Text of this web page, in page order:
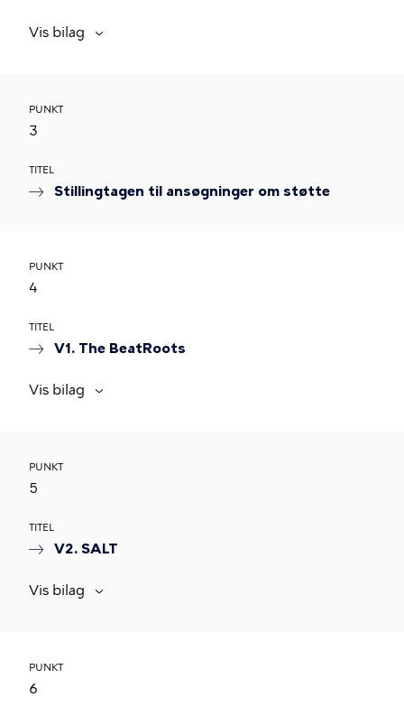
Vis bilag
PUNKT
3
TITEL
Stillingtagen til ansøgninger om støtte
PUNKT
4
TITEL
V1. The BeatRoots
Vis bilag
PUNKT
5
TITEL
V2. SALT
Vis bilag
PUNKT
6